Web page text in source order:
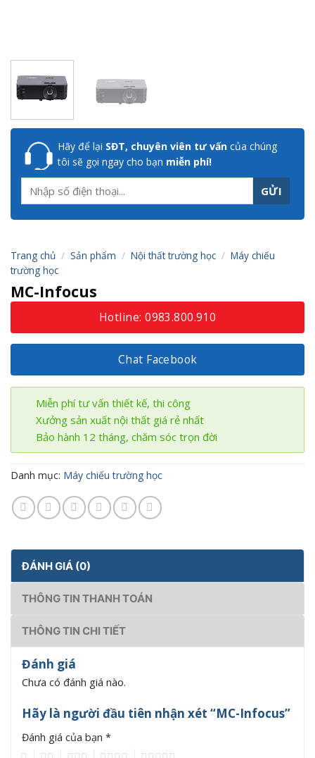
Hãy để lại SĐT, chuyên viên tư vấn của chúng
tôi sẽ gọi ngay cho bạn miễn phí!
Trang chủ / Sản phẩm / Nội thất trường học / Máy chiếu
trường học
MC-Infocus
Hotline: 0983.800.910
Chat Facebook
Miễn phí tư vấn thiết kế, thi công
Xưởng sản xuất nội thất giá rẻ nhất
Bảo hành 12 tháng, chăm sóc trọn đời
Danh mục: Máy chiếu trường học
ĐÁNH GIÁ (0)
THÔNG TIN THANH TOÁN
THÔNG TIN CHI TIẾT
Đánh giá
Chưa có đánh giá nào.
Hãy là người đầu tiên nhận xét “MC-Infocus”
Đánh giá của bạn *